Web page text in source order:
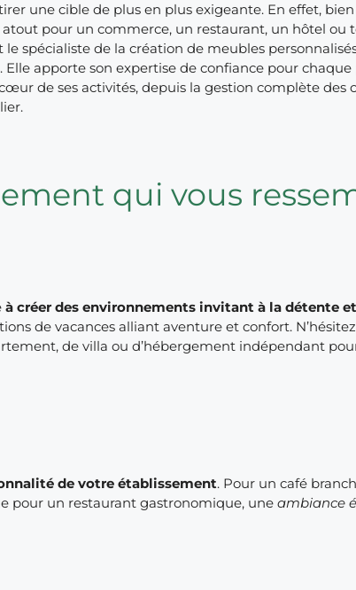
une cible de plus en plus exigeante. En effet,
pour un commerce, un restaurant, un hôtel ou
le spécialiste de la création de meubles
Elle apporte son expertise de confiance pour
de ses activités, depuis la gestion complète des
qui vous
à créer des environnements invitant à la détente
de vacances alliant aventure et confort.
de villa ou d’hébergement indépendant
de votre établissement. Pour un café
pour un restaurant gastronomique, uneambiance